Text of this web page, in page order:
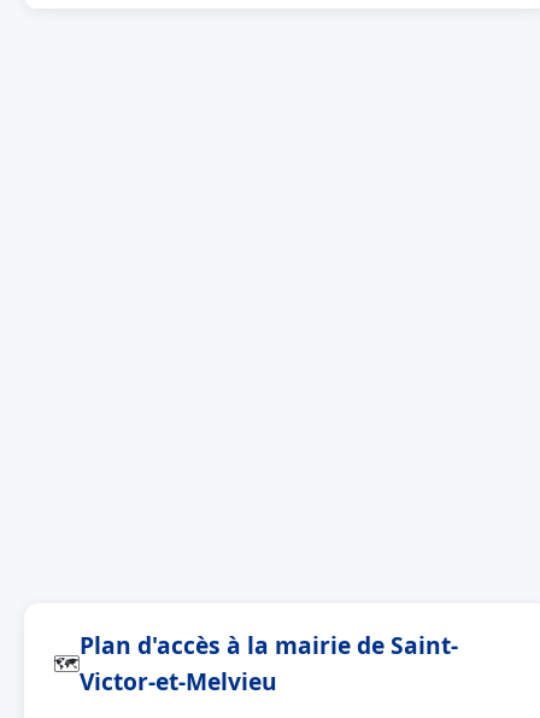
🗺
Plan d'accès à la mairie de Saint-
Victor-et-Melvieu